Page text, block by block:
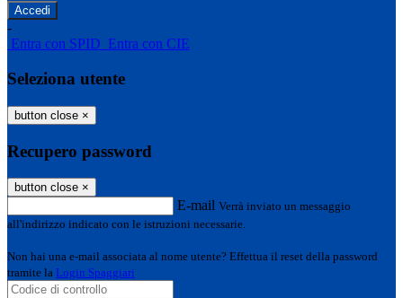
-
Entra con SPID Entra con CIE
Seleziona utente
button close ×
Recupero password
button close ×
E-mail Verrà inviato un messaggio
all'indirizzo indicato con le istruzioni necessarie.
Non hai una e-mail associata al nome utente? Effettua il reset della password
tramite la Login Spaggiari